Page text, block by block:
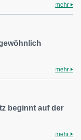
mehr
mehr
beginnt auf der
mehr